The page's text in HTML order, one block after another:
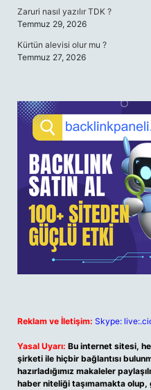
Zaruri nasıl yazılır TDK ?
Temmuz 29, 2026
Kürtün alevisi olur mu ?
Temmuz 27, 2026
Reklam ve İletişim: Skype:
Yasal Uyarı: Bu internet sitesi,
şirketi ile hiçbir bağlantısı
hazırladığımız makaleler
haber niteliği taşımamakta